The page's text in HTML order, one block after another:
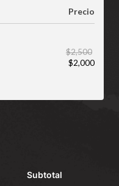
Precio
$2,500
Original
$2,000
Subtotal